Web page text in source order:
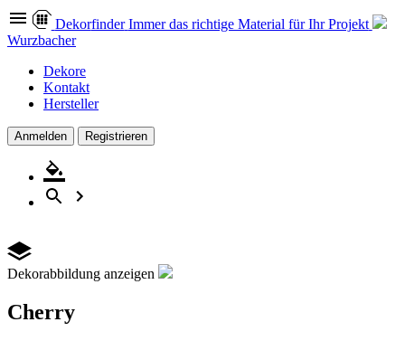
Dekorfinder Immer das richtige Material für Ihr Projekt
Wurzbacher
Dekore
Kontakt
Hersteller
Anmelden Registrieren
Dekorabbildung anzeigen
Cherry